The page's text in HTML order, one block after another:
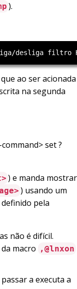
).
ao ser acionada
na segunda
set ?
) e manda mostrar
) usando um
definido pela
não é difícil.
macro ,@lnxon
a executa a